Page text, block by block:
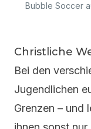
Bubble Soccer
Christliche
Bei den
Jugendlichen
Grenzen – und